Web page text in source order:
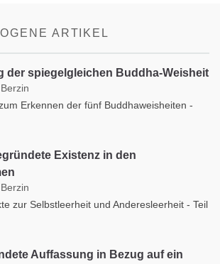
ARTIKEL
der spiegelgleichen Buddha-Weisheit
Erkennen der fünf Buddhaweisheiten -
Existenz in den
zur Selbstleerheit und Anderesleerheit - Teil
Auffassung in Bezug auf ein